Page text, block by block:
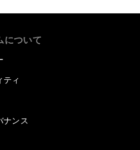
について
ティ
ナンス